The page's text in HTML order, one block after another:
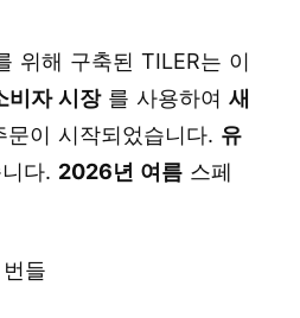
위해 구축된 TILER는 이
비자 시장를 사용하여새
이 시작되었습니다. 유
다. 2026년 여름 스페
들